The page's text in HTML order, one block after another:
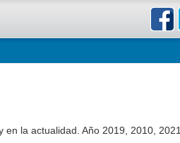
la actualidad. Año 2019, 2010, 2021.